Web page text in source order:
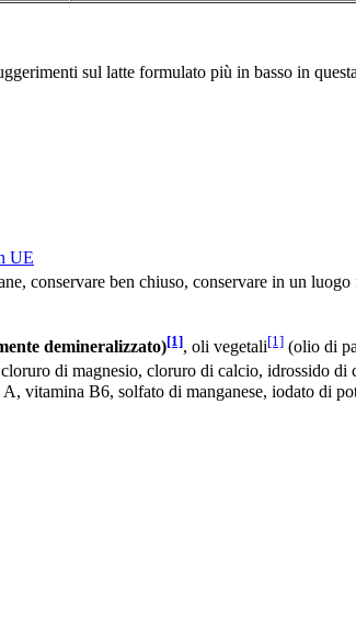
sul latte formulato più in basso in
UE
conservare ben chiuso, conservare in un luogo
demineralizzato)[1], oli vegetali[1] (olio di
di magnesio, cloruro di calcio, idrossido
vitamina B6, solfato di manganese, iodato di